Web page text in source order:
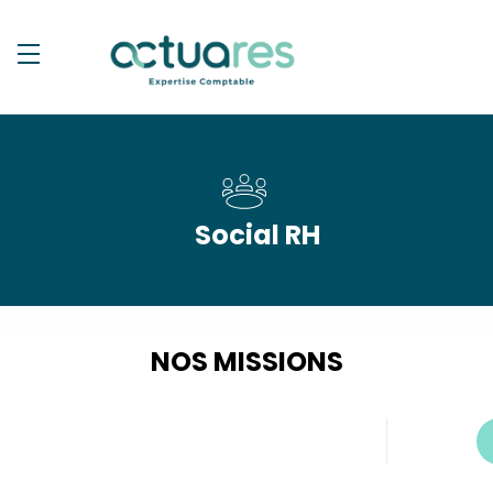
Social RH
NOS MISSIONS